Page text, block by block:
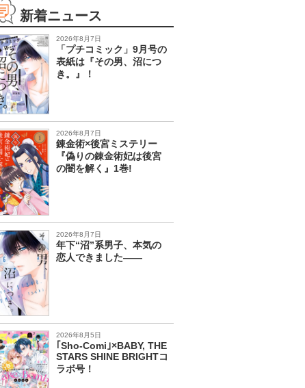
新着ニュース
2026年8月7日
「プチコミック」9月号の
表紙は『その男、沼につ
き。』！
2026年8月7日
錬金術×後宮ミステリー
『偽りの錬金術妃は後宮
の闇を解く』1巻!
2026年8月7日
年下“沼”系男子、本気の
恋人できました――
2026年8月5日
｢Sho-Comi｣×BABY, THE
STARS SHINE BRIGHTコ
ラボ号！